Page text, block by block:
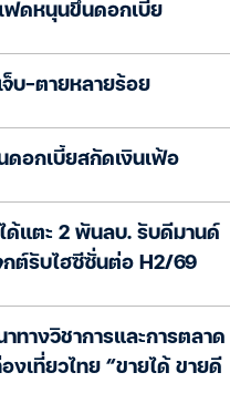
ฟดหนุนขึ้นดอกเบี้ย
จ็บ-ตายหลายร้อย
ดอกเบี้ยสกัดเงินเฟ้อ
ด้แตะ 2 พันลบ. รับดีมานด์
กต์รับไฮซีซั่นต่อ H2/69
ทางวิชาการและการตลาด
งเที่ยวไทย “ขายได้ ขายดี